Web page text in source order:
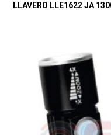
LLAVERO LLE1622 JA